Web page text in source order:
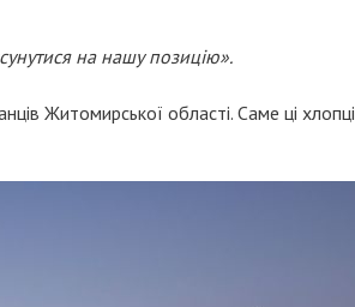
на нашу позицію».
Житомирської області. Саме ці хлопці